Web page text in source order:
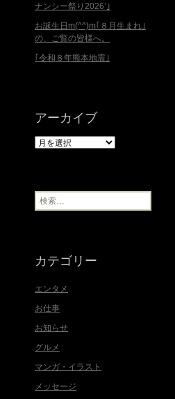
ナンシー祭り2026’｣
お誕生日m(^^)m｢８月生まれ｣
の、ご覧の皆様へ。
｢令和８年熊本地震｣
アーカイブ
ア
ブ
検
索
カテゴリー
エンタメ
お仕事
お知らせ
グルメ
マンガ・イラスト
メッセージ